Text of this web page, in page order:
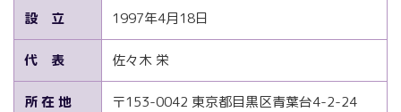
設 立 1997年4月18日
代 表 佐々木 栄
所 在 地 〒153-0042 東京都目黒区青葉台4-2-24